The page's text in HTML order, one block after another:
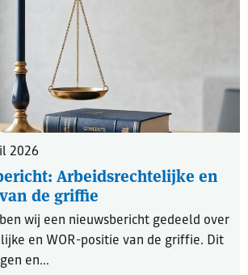
2026
Arbeidsrechtelijke en
de griffie
wij een nieuwsbericht gedeeld over
en WOR-positie van de griffie. Dit
en...